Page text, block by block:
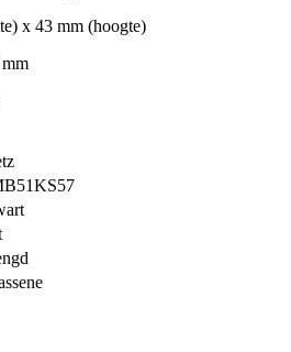
x 43 mm (hoogte)